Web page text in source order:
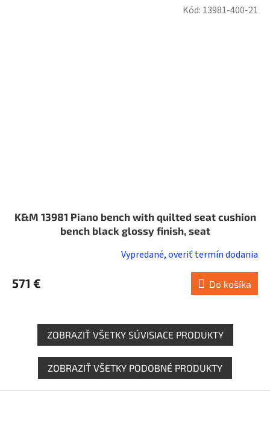
K&M 13981 Piano bench with quilted seat cushion
bench black glossy finish, seat
Vypredané, overiť termín dodania
571 € Do košíka
Kód: 13981-400-21
ZOBRAZIŤ VŠETKY SÚVISIACE PRODUKTY
ZOBRAZIŤ VŠETKY PODOBNÉ PRODUKTY